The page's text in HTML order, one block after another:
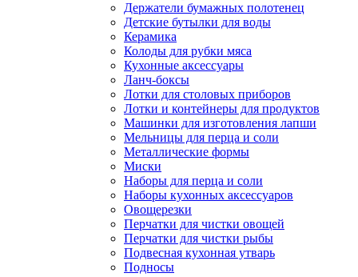
Держатели бумажных полотенец
Детские бутылки для воды
Керамика
Колоды для рубки мяса
Кухонные аксессуары
Ланч-боксы
Лотки для столовых приборов
Лотки и контейнеры для продуктов
Машинки для изготовления лапши
Мельницы для перца и соли
Металлические формы
Миски
Наборы для перца и соли
Наборы кухонных аксессуаров
Овощерезки
Перчатки для чистки овощей
Перчатки для чистки рыбы
Подвесная кухонная утварь
Подносы